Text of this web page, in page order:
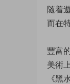
随着
而在
豐富
美術
《黑